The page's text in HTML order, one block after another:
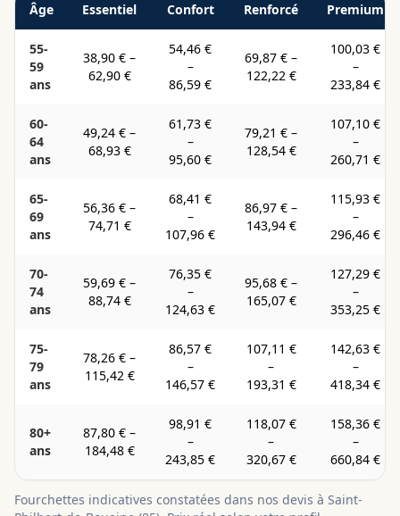
Âge Essentiel Confort Renforcé Premium
55-
59
ans
38,90 € –
62,90 €
54,46 €
–
86,59 €
69,87 € –
122,22 €
100,03 €
–
233,84 €
60-
64
ans
49,24 € –
68,93 €
61,73 €
–
95,60 €
79,21 € –
128,54 €
107,10 €
–
260,71 €
65-
69
ans
56,36 € –
74,71 €
68,41 €
–
107,96 €
86,97 € –
143,94 €
115,93 €
–
296,46 €
70-
74
ans
59,69 € –
88,74 €
76,35 €
–
124,63 €
95,68 € –
165,07 €
127,29 €
–
353,25 €
75-
79
ans
78,26 € –
115,42 €
86,57 €
–
146,57 €
107,11 €
–
193,31 €
142,63 €
–
418,34 €
80+
ans
87,80 € –
184,48 €
98,91 €
–
243,85 €
118,07 €
–
320,67 €
158,36 €
–
660,84 €
Fourchettes indicatives constatées dans nos devis à Saint-